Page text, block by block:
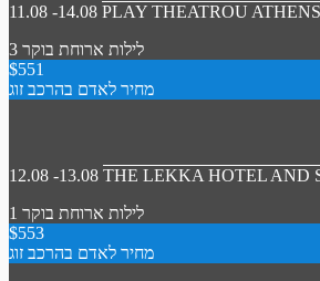
11.08 -14.08 PLAY THEATROU
3 לילות ארוחת בוקר
$551
מחיר לאדם בהרכב זוג
12.08 -13.08 THE LEKKA HOTEL AND
1 לילות ארוחת בוקר
$553
מחיר לאדם בהרכב זוג